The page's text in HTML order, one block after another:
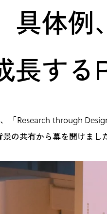
具体例
長する
「Research through
の共有から幕を開けまし